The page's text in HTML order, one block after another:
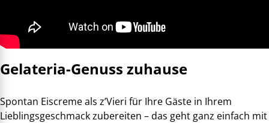
Gelateria-Genuss zuhause
Spontan Eiscreme als z’Vieri für Ihre Gäste in Ihrem
Lieblingsgeschmack zubereiten – das geht ganz einfach mit